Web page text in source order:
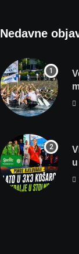
Nedavne